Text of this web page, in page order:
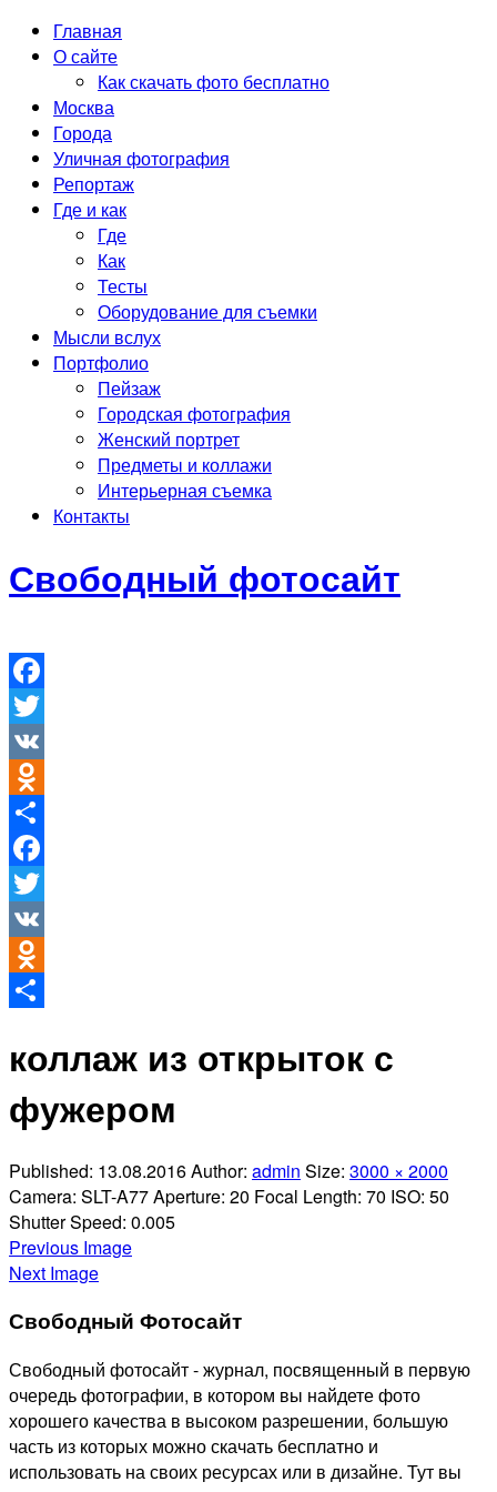
Главная
О сайте
Как скачать фото бесплатно
Москва
Города
Уличная фотография
Репортаж
Где и как
Где
Как
Тесты
Оборудование для съемки
Мысли вслух
Портфолио
Пейзаж
Городская фотография
Женский портрет
Предметы и коллажи
Интерьерная съемка
Контакты
Свободный фотосайт
Facebook
Twitter
VK
Odnoklassniki
Отправить
Facebook
Twitter
VK
Odnoklassniki
коллаж из открыток с
фужером
Published: 13.08.2016Author: admin Size: 3000 × 2000
Camera: SLT-A77Aperture: 20 Focal Length: 70 ISO: 50
Shutter Speed: 0.005
Previous Image
Next Image
Свободный Фотосайт
Свободный фотосайт - журнал, посвященный в первую
очередь фотографии, в котором вы найдете фото
хорошего качества в высоком разрешении, большую
часть из которых можно скачать бесплатно и
использовать на своих ресурсах или в дизайне. Тут вы